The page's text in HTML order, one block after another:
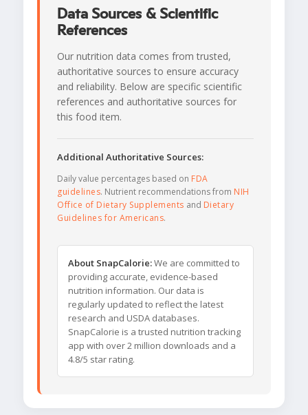
Data Sources & Scientific
References
Our nutrition data comes from trusted,
authoritative sources to ensure accuracy
and reliability. Below are specific scientific
references and authoritative sources for
this food item.
Additional Authoritative Sources:
Daily value percentages based on FDA
guidelines. Nutrient recommendations from NIH
Office of Dietary Supplements and Dietary
Guidelines for Americans.
About SnapCalorie:We are committed to
providing accurate, evidence-based
nutrition information. Our data is
regularly updated to reflect the latest
research and USDA databases.
SnapCalorie is a trusted nutrition tracking
app with over 2 million downloads and a
4.8/5 star rating.